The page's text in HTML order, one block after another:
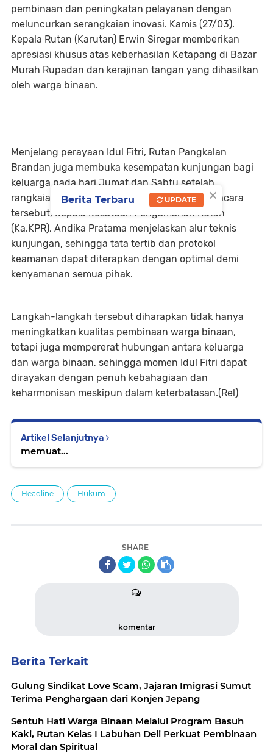
pembinaan dan peningkatan pelayanan dengan
meluncurkan serangkaian inovasi. Kamis (27/03).
Kepala Rutan (Karutan) Erwin Siregar memberikan
apresiasi khusus atas keberhasilan Ketapang di Bazar
Murah Rupadan dan kerajinan tangan yang dihasilkan
oleh warga binaan.
Menjelang perayaan Idul Fitri, Rutan Pangkalan
Brandan juga membuka kesempatan kunjungan bagi
keluarga pada hari Jumat dan Sabtu setelah
rangkaian kunjungan Lebaran selesai. Dalam acara
tersebut, Kepala Kesatuan Pengamanan Rutan
(Ka.KPR), Andika Pratama menjelaskan alur teknis
kunjungan, sehingga tata tertib dan protokol
keamanan dapat diterapkan dengan optimal demi
kenyamanan semua pihak.
Langkah-langkah tersebut diharapkan tidak hanya
meningkatkan kualitas pembinaan warga binaan,
tetapi juga mempererat hubungan antara keluarga
dan warga binaan, sehingga momen Idul Fitri dapat
dirayakan dengan penuh kebahagiaan dan
keharmonisan meskipun dalam keterbatasan.(Rel)
Artikel Selanjutnya
memuat...
Headline Hukum
SHARE
komentar
Berita Terkait
Gulung Sindikat Love Scam, Jajaran Imigrasi Sumut
Terima Penghargaan dari Konjen Jepang
Sentuh Hati Warga Binaan Melalui Program Basuh
Kaki, Rutan Kelas I Labuhan Deli Perkuat Pembinaan
Moral dan Spiritual
×
Berita Terbaru UPDATE